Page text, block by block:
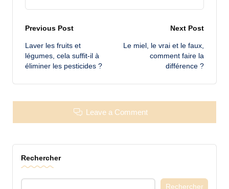
Post
navigation
Previous Post
Laver les fruits et
légumes, cela suffit-il à
éliminer les pesticides ?
Next Post
Le miel, le vrai et le faux,
comment faire la
différence ?
Leave a Comment
Rechercher
Rechercher